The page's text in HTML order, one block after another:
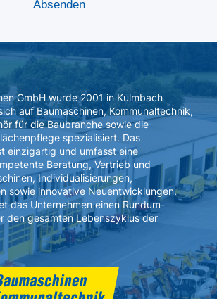
GmbH wurde 2001 in Kulmbach
auf Baumaschinen, Kommunaltechnik,
für die Baubranche sowie die
spezialisiert. Das
einzigartig und umfasst eine
Beratung, Vertrieb und
Individualisierungen,
sowie innovative Neuentwicklungen.
das Unternehmen einen Rundum-
den gesamten Lebenszyklus der